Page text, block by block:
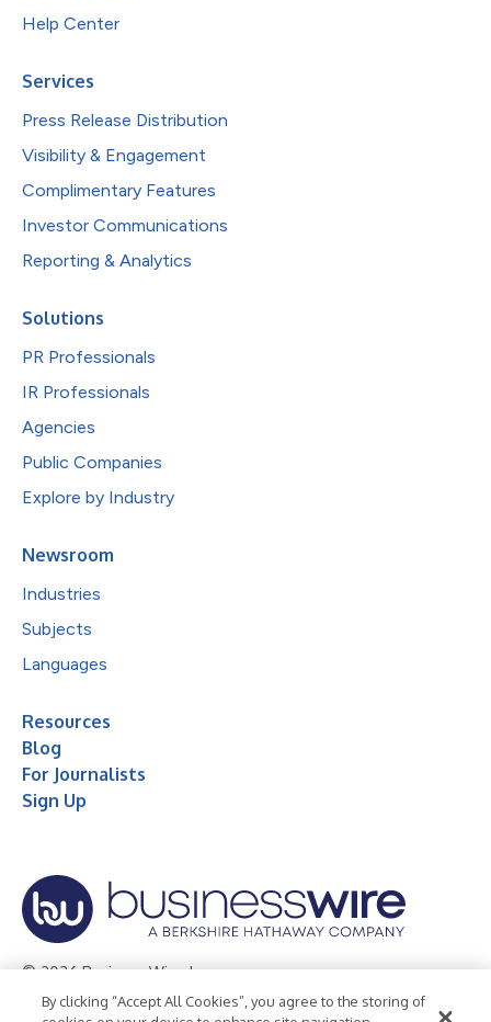
Help Center
Services
Press Release Distribution
Visibility & Engagement
Complimentary Features
Investor Communications
Reporting & Analytics
Solutions
PR Professionals
IR Professionals
Agencies
Public Companies
Explore by Industry
Newsroom
Industries
Subjects
Languages
Resources
Blog
For Journalists
Sign Up
© 2026 Business Wire, Inc.
Privacy Policy Cookie Policy Accessibility Statement
By clicking “Accept All Cookies”, you agree to the storing of